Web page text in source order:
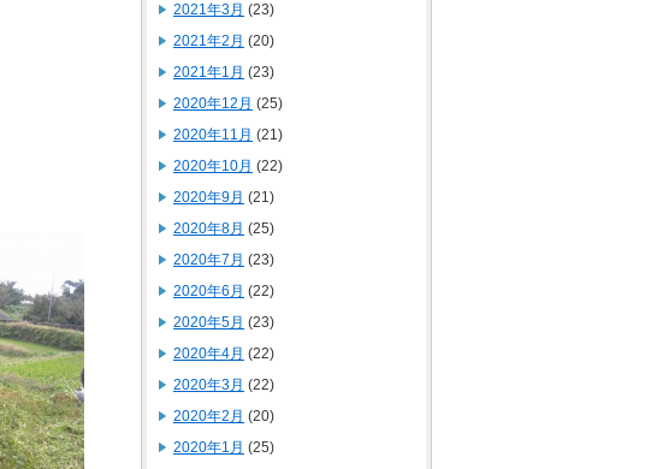
2021年3月 (23)
2021年2月 (20)
2021年1月 (23)
2020年12月 (25)
2020年11月 (21)
2020年10月 (22)
2020年9月 (21)
2020年8月 (25)
2020年7月 (23)
2020年6月 (22)
2020年5月 (23)
2020年4月 (22)
2020年3月 (22)
2020年2月 (20)
2020年1月 (25)